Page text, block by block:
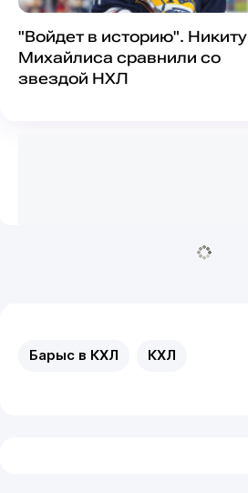
"Войдет в историю". Никиту
Михайлиса сравнили со
звездой НХЛ
Барыс в КХЛ КХЛ